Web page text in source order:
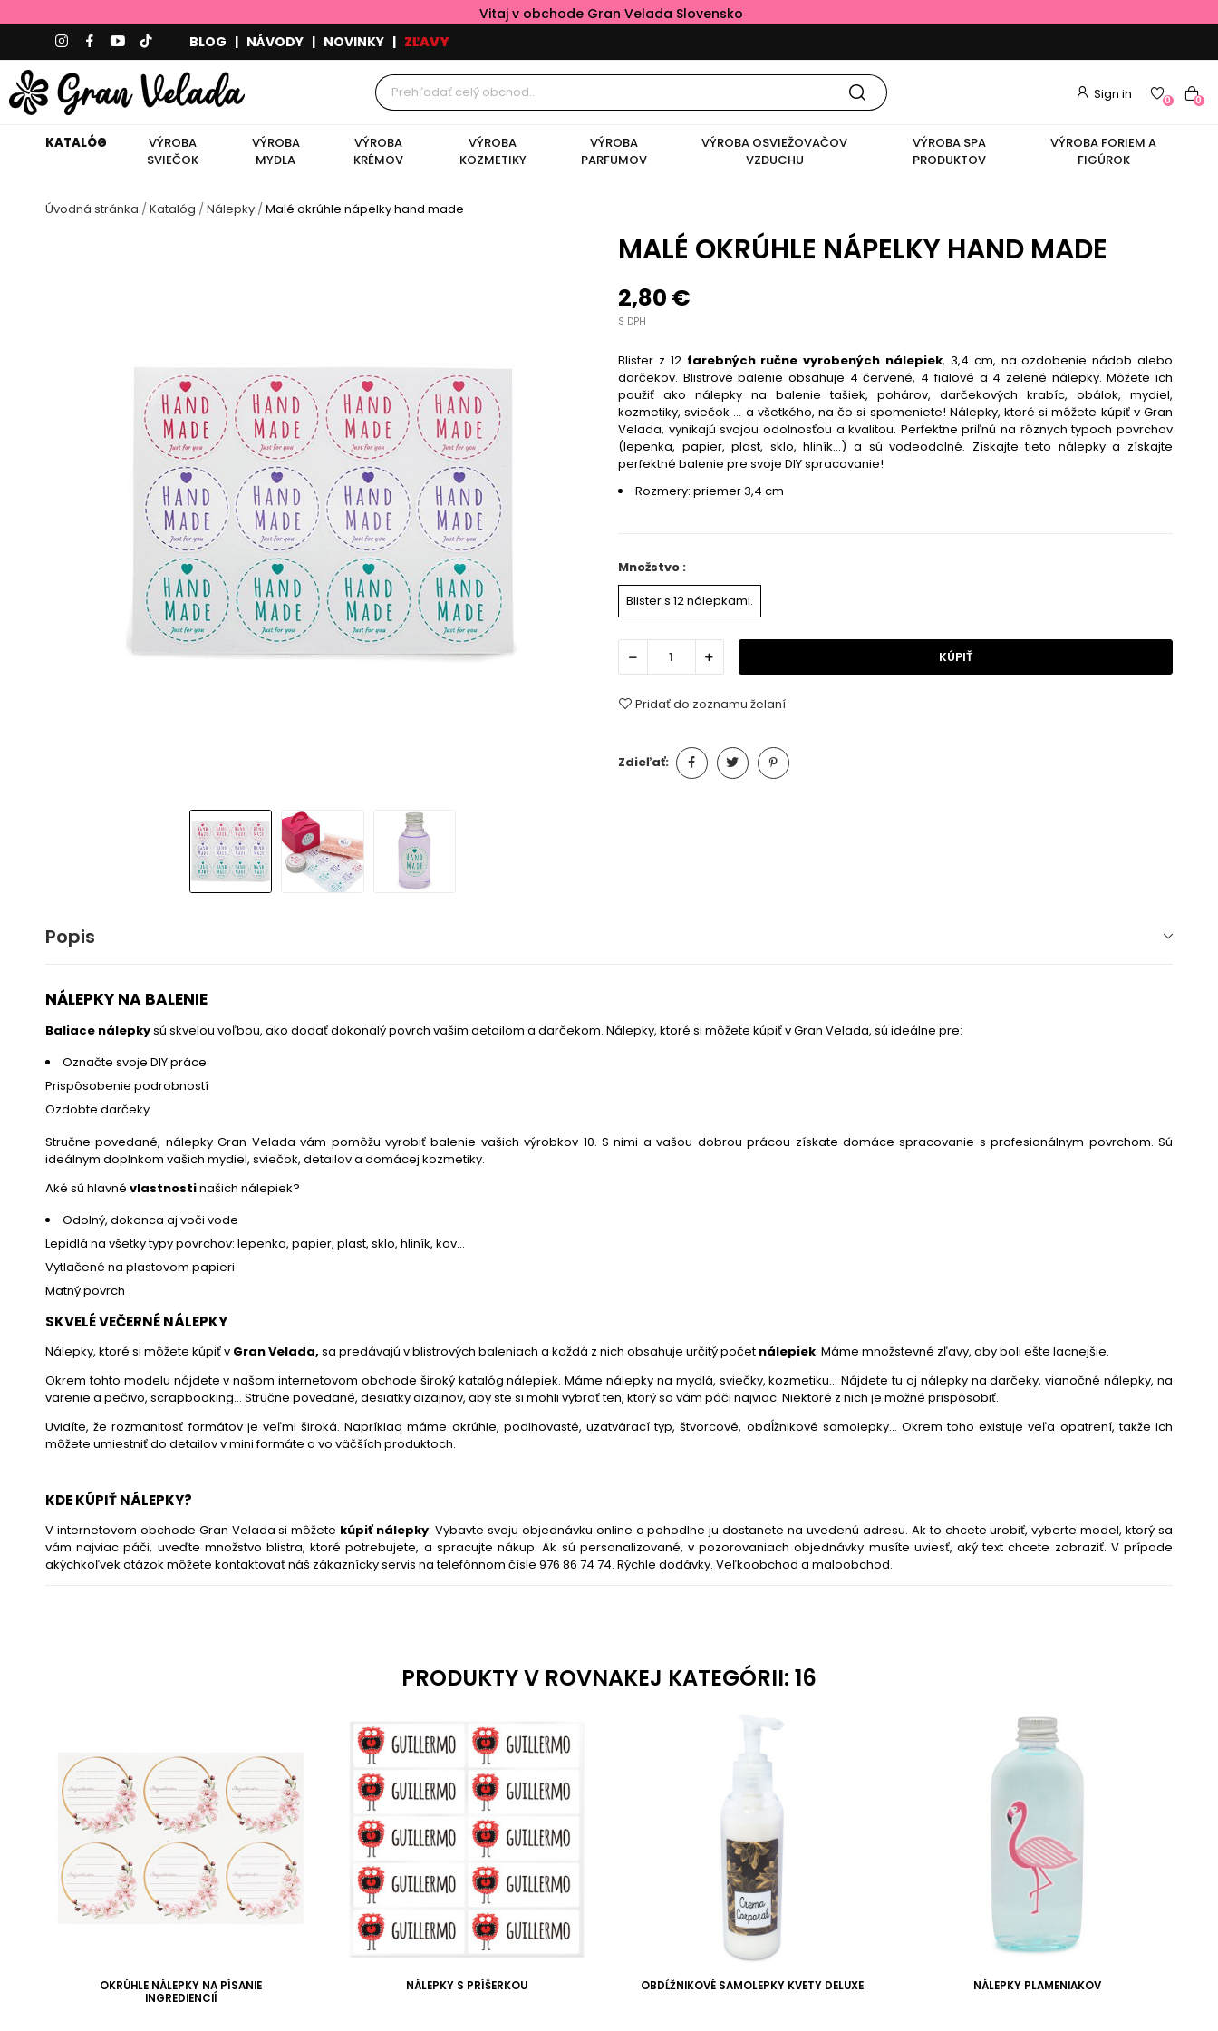
Vitaj v obchode Gran Velada Slovensko
BLOG | NÁVODY | NOVINKY | ZĽAVY
Sign in 0 0
KATALÓG
VÝROBA
SVIEČOK
VÝROBA
MYDLA
VÝROBA
KRÉMOV
VÝROBA
KOZMETIKY
VÝROBA
PARFUMOV
VÝROBA OSVIEŽOVAČOV
VZDUCHU
VÝROBA SPA
PRODUKTOV
VÝROBA FORIEM A
FIGÚROK
Úvodná stránka Katalóg Nálepky Malé okrúhle nápelky hand made
MALÉ OKRÚHLE NÁPELKY HAND MADE
2,80 €
S DPH
Blister z 12 farebných ručne vyrobených nálepiek, 3,4 cm, na ozdobenie nádob alebo
darčekov. Blistrové balenie obsahuje 4 červené, 4 fialové a 4 zelené nálepky. Môžete ich
použiť ako nálepky na balenie tašiek, pohárov, darčekových krabíc, obálok, mydiel,
kozmetiky, sviečok ... a všetkého, na čo si spomeniete! Nálepky, ktoré si môžete kúpiť v Gran
Velada, vynikajú svojou odolnosťou a kvalitou. Perfektne priľnú na rôznych typoch povrchov
(lepenka, papier, plast, sklo, hliník...) a sú vodeodolné. Získajte tieto nálepky a získajte
perfektné balenie pre svoje DIY spracovanie!
Rozmery: priemer 3,4 cm
Množstvo :
Blister s 12 nálepkami.
KÚPIŤ
Pridať do zoznamu želaní
Zdieľať:
Popis
NÁLEPKY NA BALENIE
Baliace nálepkysú skvelou voľbou, ako dodať dokonalý povrch vašim detailom a darčekom. Nálepky, ktoré si môžete kúpiť v Gran Velada, sú ideálne pre:
Označte svoje DIY práce
Prispôsobenie podrobností
Ozdobte darčeky
Stručne povedané, nálepky Gran Velada vám pomôžu vyrobiť balenie vašich výrobkov 10. S nimi a vašou dobrou prácou získate domáce spracovanie s profesionálnym povrchom. Sú
ideálnym doplnkom vašich mydiel, sviečok, detailov a domácej kozmetiky.
Aké sú hlavné vlastnostinašich nálepiek?
Odolný, dokonca aj voči vode
Lepidlá na všetky typy povrchov: lepenka, papier, plast, sklo, hliník, kov...
Vytlačené na plastovom papieri
Matný povrch
SKVELÉ VEČERNÉ NÁLEPKY
Nálepky, ktoré si môžete kúpiť v Gran Velada, sa predávajú v blistrových baleniach a každá z nich obsahuje určitý počet nálepiek. Máme množstevné zľavy, aby boli ešte lacnejšie.
Okrem tohto modelu nájdete v našom internetovom obchode široký katalóg nálepiek. Máme nálepky na mydlá, sviečky, kozmetiku... Nájdete tu aj nálepky na darčeky, vianočné nálepky, na
varenie a pečivo, scrapbooking... Stručne povedané, desiatky dizajnov, aby ste si mohli vybrať ten, ktorý sa vám páči najviac. Niektoré z nich je možné prispôsobiť.
Uvidíte, že rozmanitosť formátov je veľmi široká. Napríklad máme okrúhle, podlhovasté, uzatvárací typ, štvorcové, obdĺžnikové samolepky... Okrem toho existuje veľa opatrení, takže ich
môžete umiestniť do detailov v mini formáte a vo väčších produktoch.
KDE KÚPIŤ NÁLEPKY?
V internetovom obchode Gran Velada si môžete kúpiť nálepky. Vybavte svoju objednávku online a pohodlne ju dostanete na uvedenú adresu. Ak to chcete urobiť, vyberte model, ktorý sa
vám najviac páči, uveďte množstvo blistra, ktoré potrebujete, a spracujte nákup. Ak sú personalizované, v pozorovaniach objednávky musíte uviesť, aký text chcete zobraziť. V prípade
akýchkoľvek otázok môžete kontaktovať náš zákaznícky servis na telefónnom čísle 976 86 74 74. Rýchle dodávky. Veľkoobchod a maloobchod.
PRODUKTY V ROVNAKEJ KATEGÓRII: 16
OKRÚHLE NÁLEPKY NA PÍSANIE
INGREDIENCIÍ
NÁLEPKY S PRÍŠERKOU OBDĹŽNIKOVÉ SAMOLEPKY KVETY DELUXE NÁLEPKY PLAMENIAKOV